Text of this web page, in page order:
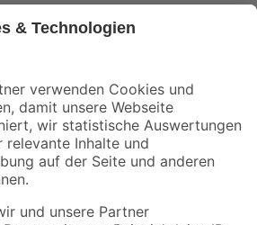
und Aktionen mehr verpassen!